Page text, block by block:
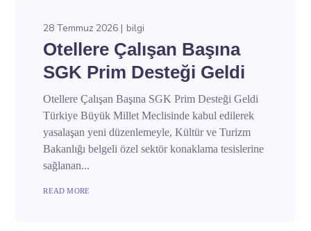
28 Temmuz 2026 bilgi
Otellere Çalışan Başına
SGK Prim Desteği Geldi
Otellere Çalışan Başına SGK Prim Desteği Geldi
Türkiye Büyük Millet Meclisinde kabul edilerek
yasalaşan yeni düzenlemeyle, Kültür ve Turizm
Bakanlığı belgeli özel sektör konaklama tesislerine
sağlanan...
READ MORE